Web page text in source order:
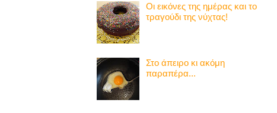
Οι εικόνες της ημέρας και το
τραγούδι της νύχτας!
Στο άπειρο κι ακόμη
παραπέρα...